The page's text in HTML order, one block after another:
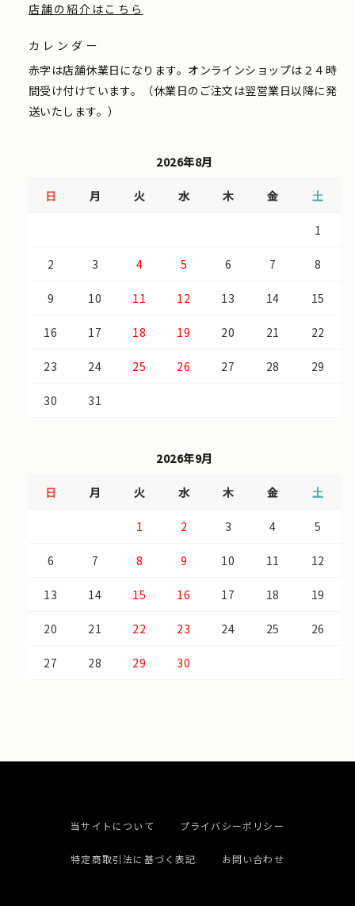
店舗の紹介はこちら
カレンダー
赤字は店舗休業日になります。オンラインショップは２４時
間受け付けています。（休業日のご注文は翌営業日以降に発
送いたします。）
2026年8月
日 月 火 水 木 金 土
1
2 3 4 5 6 7 8
9 10 11 12 13 14 15
16 17 18 19 20 21 22
23 24 25 26 27 28 29
30 31
2026年9月
日 月 火 水 木 金 土
1 2 3 4 5
6 7 8 9 10 11 12
13 14 15 16 17 18 19
20 21 22 23 24 25 26
27 28 29 30
当サイトについて プライバシーポリシー
特定商取引法に基づく表記 お問い合わせ